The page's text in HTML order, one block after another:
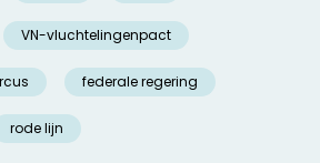
VN-vluchtelingenpact
federale regering
rode lijn